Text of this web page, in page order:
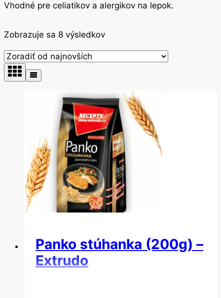
Vhodné pre celiatikov a alergikov na lepok.
Zobrazuje sa 8 výsledkovZoradené
najnovších
Panko stúhanka (200g) –
Extrudo